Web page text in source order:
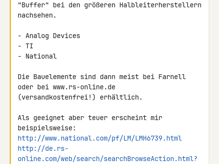
"Buffer" bei den größeren Halbleiterherstellern
nachsehen.
- Analog Devices
- TI
- National
Die Bauelemente sind dann meist bei Farnell
oder bei www.rs-online.de
(versandkostenfrei!) erhältlich.
Als geeignet aber teuer erscheint mir
http://www.national.com/pf/LM/LMH6739.html
http://de.rs-
online.com/web/search/searchBrowseAction.html?